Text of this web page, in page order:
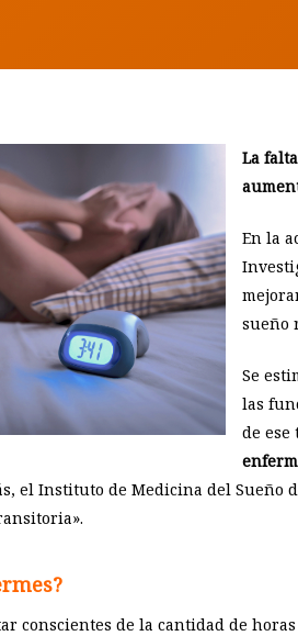
La
En la
sueño
Se
las
de ese
el Instituto de Medicina del Sueño
conscientes de la cantidad de